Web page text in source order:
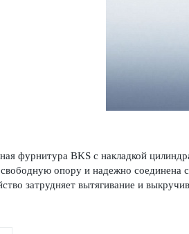
фурнитура BKS с накладкой
опору и надежно соединена
затрудняет вытя­гивание и